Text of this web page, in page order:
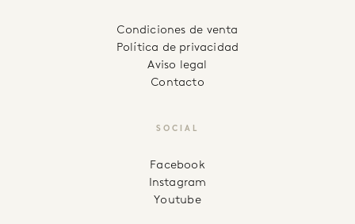
Condiciones de venta
Política de privacidad
Aviso legal
Contacto
SOCIAL
facebook
instagram
youtube